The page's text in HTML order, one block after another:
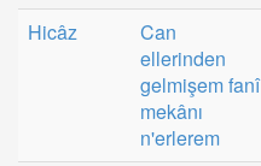
Hicâz
Can
ellerinden
gelmişem fanî
mekânı
n'erlerem